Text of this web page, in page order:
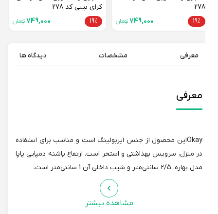
749,000تومان
کرای بیبی کد 278
749,000تومان
معرفی مشخصات دیدگاه ها
معرفی
Okayاین محصول از جنس ایربولینگ است و مناسب برای استفاده
در منزل، سرویس بهداشتی و استخر است. ارتفاع پاشنه دمپایی پاپا
مدل بهاره، 2/5 سانتی‌متر و شیب داخلی آن 1 سانتی‌متر است.
مشاهده بیشتر